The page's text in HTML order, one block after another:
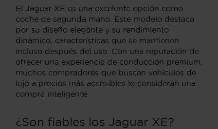
El Jaguar XE es una excelente opción como
coche de segunda mano. Este modelo destaca
por su diseño elegante y su rendimiento
dinámico, características que se mantienen
incluso después del uso. Con una reputación de
ofrecer una experiencia de conducción premium,
muchos compradores que buscan vehículos de
lujo a precios más accesibles lo consideran una
compra inteligente.
¿Son fiables los Jaguar XE?